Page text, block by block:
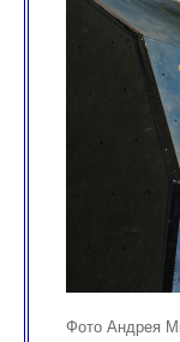
Фото Андрея